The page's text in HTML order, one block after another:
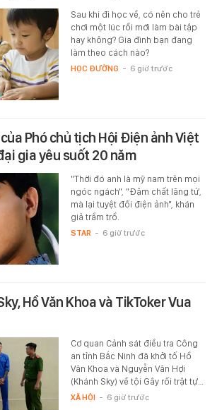
Sau khi đi học về, có nên cho trẻ
chơi một lúc rồi mới làm bài tập
hay không? Gia đình bạn đang
làm theo cách nào?
HỌC ĐƯỜNG - 6 giờ trước
Phó chủ tịch Hội Điện ảnh Việt
gia yêu suốt 20 năm
"Thời đó anh là mỹ nam trên mọi
ngóc ngách", "Đậm chất lãng tử,
mà lại tuyệt đối điện ảnh", khán
giả trầm trồ.
STAR - 6 giờ trước
Hồ Văn Khoa và TikToker Vua
Cơ quan Cảnh sát điều tra Công
an tỉnh Bắc Ninh đã khởi tố Hồ
Văn Khoa và Nguyễn Văn Hợi
(Khánh Sky) về tội Gây rối trật tự…
XÃ HỘI - 6 giờ trước